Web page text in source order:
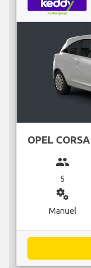
OPEL CORSA
group
5
miscellaneous_services
Manuel